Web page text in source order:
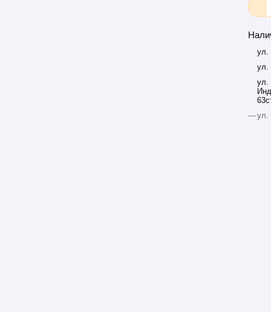
ул.
ул.
ул.
—ул.